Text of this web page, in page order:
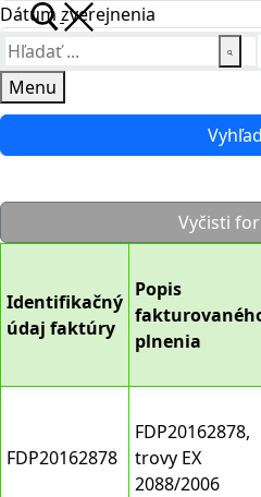
Hľadať:
Menu
Dátum zverejnenia
Vyčisti
Identifikačný
údaj faktúry
Popis
plnenia
FDP20162878
FDP20162878,
trovy EX
2088/2006